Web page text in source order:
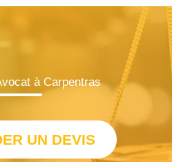
à Carpentras
UN DEVIS